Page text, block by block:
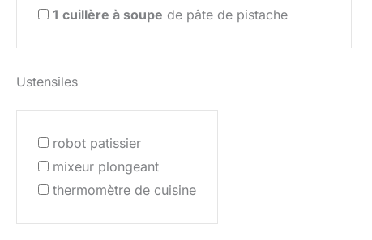
1 cuillère à soupe de pâte de pistache
Ustensiles
robot patissier
mixeur plongeant
thermomètre de cuisine